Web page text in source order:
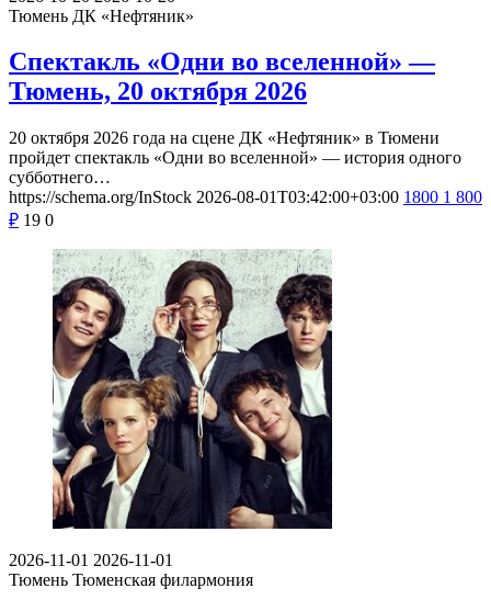
Тюмень ДК «Нефтяник»
Спектакль «Одни во вселенной» —
Тюмень, 20 октября 2026
20 октября 2026 года на сцене ДК «Нефтяник» в Тюмени
пройдет спектакль «Одни во вселенной» — история одного
субботнего…
https://schema.org/InStock 2026-08-01T03:42:00+03:00 1800 1 800
₽ 19 0
2026-11-01 2026-11-01
Тюмень Тюменская филармония